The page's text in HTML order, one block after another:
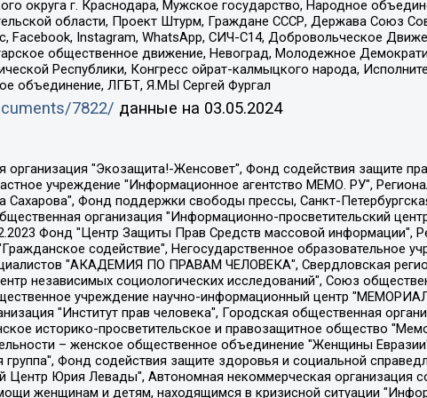
округа г. Краснодара, Мужское государство, Народное
области, Проект Штурм, Граждане СССР, Держава Союз
Facebook, Instagram, WhatsApp, СИЧ-С14, Добровольческое
общественное движение, Невоград, Молодежное
Республики, Конгресс ойрат-калмыцкого народа,
объединение, ЛГБТ, Я.МЫ Сергей Фургал
7822/ данные на 03.05.2024
и содействия развитию средств массовой информации", Пензенский региональный общественный благотворительный фонд "Гражданский союз", "Север.Реалии", Некоммерческая организация Фонд "Правовая инициатива", Общество с ограниченной ответственностью "Радио Свободная Европа/Радио Свобода", Чешское информационное агентство "MEDIUM-ORIENT", Красноярская региональная общественная организация "Мы против СПИДа", Камалягин Денис Николаевич, Маркелов Сергей Евгеньевич, Пономарев Лев Александрович, Савицкая Людмила Алексеевна, Автономная некоммерческая организация "Центр по работе с проблемой насилия "НАСИЛИЮ.НЕТ", Межрегиональный профессиональный союз работников здравоохранения "Альянс врачей", Юридическое лицо, зарегистрированное в Латвийской Республике, SIA "Medusa Project" (регистрационный номер 40103797863, дата регистрации 10.06.2014), Некоммерческая организация "Фонд по борьбе с коррупцией", Автономная некоммерческая организация "Институт права и публичной политики", Баданин Роман Сергеевич, Гликин Максим Александрович, Железнова Мария Михайловна, Лукьянова Юлия Сергеевна, Маетная Елизавета Витальевна, Маняхин Петр Борисович, Чуракова Ольга Владимировна, Ярош Юлия Петровна, Юридическое лицо "The Insider SIA", зарегистрированное в Риге, Латвийская Республика (дата регистрации 26.06.2015), являющееся администратором доменного имени интернет-издания "The Insider SIA", https://theins.ru, Постернак Алексей Евгеньевич, Рубин Михаил Аркадьевич, Анин Роман Александрович, Юридическое лицо Istories fonds, зарегистрированное в Латвийской Республике (регистрационный номер 50008295751, дата регистрации 24.02.2020), Великовский Дмитрий Александрович, Долинина Ирина Николаевна, Мароховская Алеся Алексеевна, Шлейнов Роман Юрьевич, Шмагун Олеся Валентиновна, Общество с ограниченной ответственностью "Альтаир 2021", Общество с ограниченной ответственностью "Вега 2021", Общество с ограниченной ответственностью "Главный редактор 2021", Общество с ограниченной ответственностью "Ромашки монолит", Важенков Артем Валерьевич, Ивановская областная общественная организация "Центр гендерных исследований", Гурман Юрий Альбертович, Медиапроект "ОВД-Инфо", Егоров Владимир Владимирович, Жилинский Владимир Александрович, Общество с ограниченной ответственностью "ЗП", Иванова София Юрьевна, Карезина Инна Павловна, Кильтау Екатерина Викторовна, Петров Алексей Викторович, Пискунов Сергей Евгеньевич, Смирнов Сергей Сергеевич, Тихонов Михаил Сергеевич, Общество с ограниченной ответственностью "ЖУРНАЛИСТ-ИНОСТРАННЫЙ АГЕНТ", Арапова Галина Юрьевна, Вольтская Татьяна Анатольевна, Американская компания "Mason G.E.S. Anonymous Foundation" (США), являющаяся владельцем интернет-издания https://mnews.world/, Компания "Stichting Bellingcat", зарегистрированная в Нидерландах (дата регистрации 11.07.2018), Захаров Андрей Вячеславович, Клепиковская Екатерина Дмитриевна, Общество с ограниченной ответственностью "МЕМО", Перл Роман Александрович, Симонов Евгений Алексеевич, Соловьева Елена Анатольевна, Сотников Даниил Владимирович, Сурначева Елизавета Дмитриевна, Автономная некоммерческая организация по защите прав человека и информированию населения "Якутия – Наше Мнение", Общество с ограниченной ответственностью "Москоу диджитал медиа", с 26.01.2023 Общество с ограниченной ответственностью "Чайка Белые сады", Ветошкина Валерия Валерьевна, Заговора Максим Александрович, Межрегиональное общественное движение "Российская ЛГБТ - сеть", Оленичев Максим Владимирович, Павлов Иван Юрьевич, Скворцова Елена Сергеевна, Общество с ограниченной ответственностью "Как бы инагент", Кочетков Игорь Викторович, Общество с ограниченной ответственностью "Честные выборы", Еланчик Олег Александрович, Общество с ограниченной ответственностью "Нобелевский призыв", Гималова Регина Эмилевна, Григорьев Андрей Валерьевич, Григорьева Алина Александровна, Ассоциация по содействию защите прав призывников, альтернативнослужащих и военнослужащих "Правозащитная группа